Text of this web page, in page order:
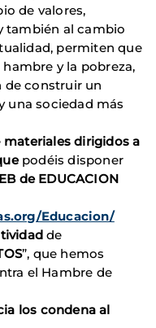
de valores,
también al cambio
permiten que
y la pobreza,
de construir un
una sociedad más
materiales dirigidos a
podéis disponer
de EDUCACION
Educacion/
de
”, que hemos
el Hambre de
los condena al